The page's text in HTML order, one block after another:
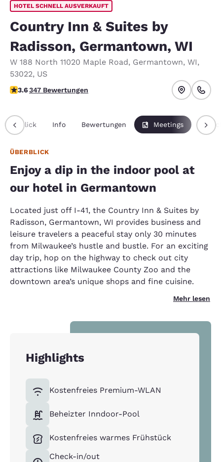
HOTEL SCHNELL AUSVERKAUFT
Country Inn & Suites by
Radisson, Germantown, WI
W 188 North 11020 Maple Road, Germantown, WI,
53022, US
3.63-Sterne-Bewertung. Gut.
3.6347 Bewertungen
Überblick Info Bewertungen Meetings
ÜBERBLICK
Enjoy a dip in the indoor pool at
our hotel in Germantown
Located just off I-41, the Country Inn & Suites by
Radisson, Germantown, WI provides business and
leisure travelers a peaceful stay only 30 minutes
from Milwaukee’s hustle and bustle. For an exciting
day trip, hop on the highway to check out city
attractions like Milwaukee County Zoo and the
downtown area’s unique shops and fine cuisine.
Mehr lesen
Highlights
Kostenfreies Premium-WLAN
Beheizter Inndoor-Pool
Kostenfreies warmes Frühstück
Check-in/out